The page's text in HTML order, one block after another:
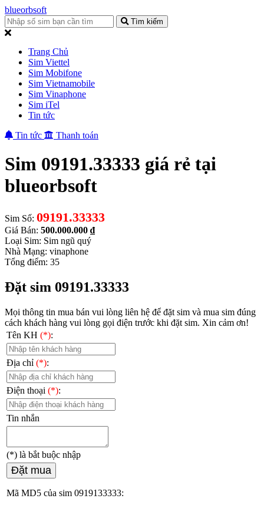
blueorbsoft
Tìm kiếm
Trang Chủ
Sim Viettel
Sim Mobifone
Sim Vietnamobile
Sim Vinaphone
Sim iTel
Tin tức
Tin tức
Thanh toán
Sim 09191.33333 giá rẻ tại
blueorbsoft
Sim Số: 09191.33333
Giá Bán: 500.000.000 ₫
Loại Sim: Sim ngũ quý
Nhà Mạng: vinaphone
Tổng điểm: 35
Đặt sim 09191.33333
Mọi thông tin mua bán vui lòng liên hệ để đặt sim và mua sim đúng
cách khách hàng vui lòng gọi điện trước khi đặt sim. Xin cảm ơn!
Tên KH (*):
Địa chỉ (*):
Điện thoại (*):
Tin nhắn
(*) là bắt buộc nhập
Đặt mua
Mã MD5 của sim 0919133333: